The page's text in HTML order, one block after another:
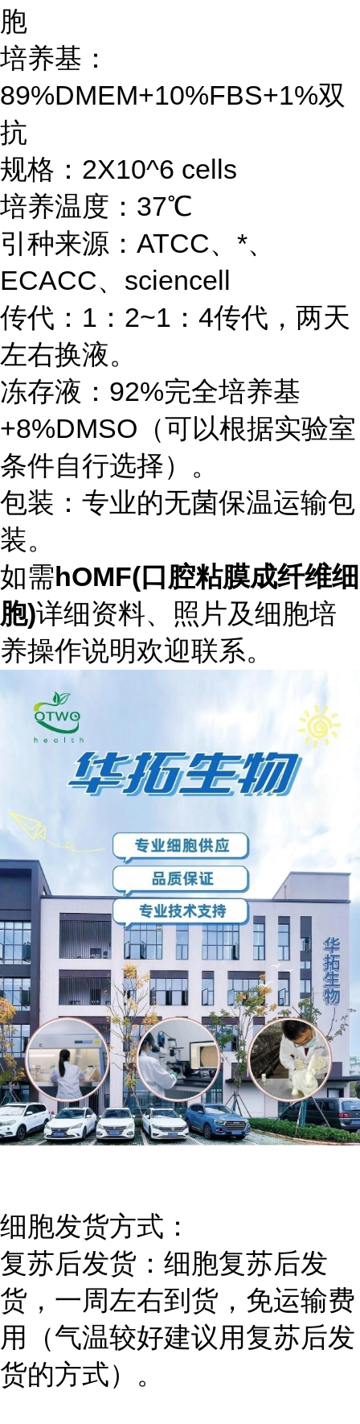
胞
培养基：
89%DMEM+10%FBS+1%双
抗
规格：2X10^6 cells
培养温度：37℃
引种来源：ATCC、*、
ECACC、sciencell
传代：1：2~1：4传代，两天
左右换液。
冻存液：92%完全培养基
+8%DMSO（可以根据实验室
条件自行选择）。
包装：专业的无菌保温运输包
装。
如需hOMF(口腔粘膜成纤维细
胞)详细资料、照片及细胞培
养操作说明欢迎联系。
细胞发货方式：
复苏后发货：细胞复苏后发
货，一周左右到货，免运输费
用（气温较好建议用复苏后发
货的方式）。